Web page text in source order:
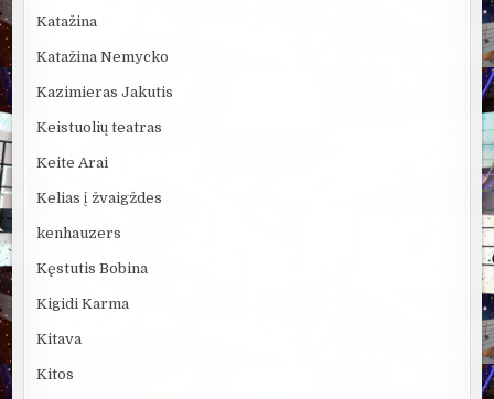
Katažina
Katažina Nemycko
Kazimieras Jakutis
Keistuolių teatras
Keite Arai
Kelias į žvaigždes
kenhauzers
Kęstutis Bobina
Kigidi Karma
Kitava
Kitos